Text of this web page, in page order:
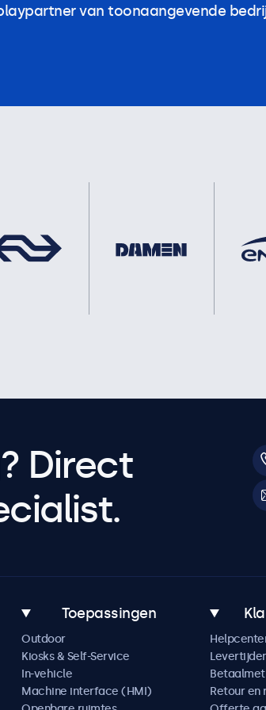
van toonaangevende
Direct
Toepassingen
Outdoor
Kiosks & Self-Service
In-vehicle
Machine interface (HMI)
Retour en